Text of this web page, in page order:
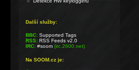
Další služby:
BBC: Supported Tags
RSS: RSS Feeds v2.0
IRC: #soom(irc.2600.net)
Na SOOM.cz je: